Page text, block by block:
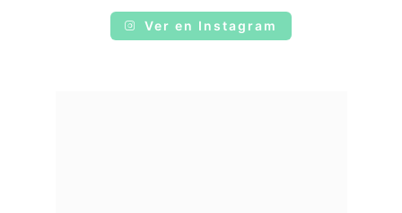
Ver en Instagram